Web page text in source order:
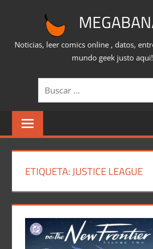
Noticias, leer comics online , datos,
mundo geek justo aqui!
Buscar:
ETIQUETA:JUSTICE LEAGUE